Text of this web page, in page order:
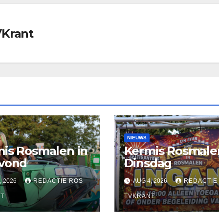
Rosmalen in
2026 REDACTIE ROS
NIEUWS
Kermis
Dinsdag
AUG 4, 2026 REDACTIE
TVKRANT